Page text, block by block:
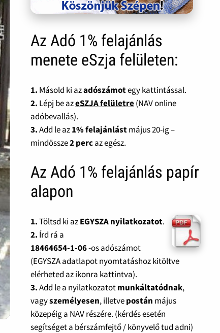
Az Adó 1% felajánlás
menete eSzja felületen:
1. Másold ki azadószámotegy kattintással.
2. Lépj be azeSZJA felületre(NAV online
adóbevallás).
3.Add le az1% felajánlástmájus 20-ig –
mindössze2 percaz egész.
Az Adó 1% felajánlás papír
alapon
1.Töltsd ki azEGYSZA nyilatkozatot.
2. Írd rá a
18464654-1-06-os adószámot
(EGYSZA adatlapot nyomtatáshoz kitöltve
elérheted az ikonra kattintva).
3.Add le a nyilatkozatotmunkáltatódnak,
vagyszemélyesen, illetvepostán május
közepéig a NAV részére. (kérdés esetén
segítséget a bérszámfejtő / könyvelő tud adni)